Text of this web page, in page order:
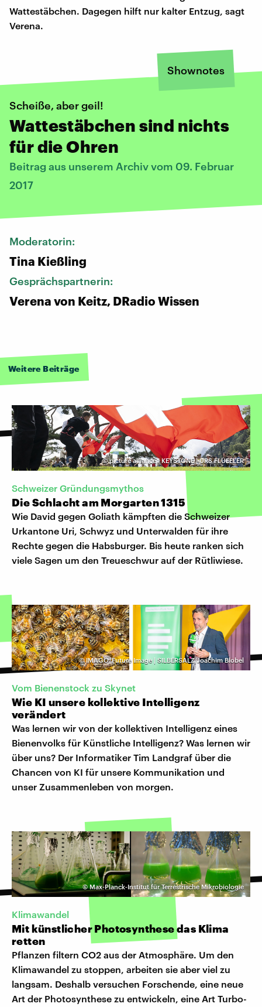
Wattestäbchen. Dagegen hilft nur kalter Entzug, sagt
Verena.
Shownotes
Scheiße, aber geil!
Wattestäbchen sind nichts
für die Ohren
Beitrag aus unserem Archiv vom 09. Februar
2017
Moderatorin:
Tina Kießling
Gesprächspartnerin:
Verena von Keitz, DRadio Wissen
Weitere Beiträge
©picture alliance I KEYSTONE | URS FLUEELER
Schweizer Gründungsmythos
Die Schlacht am Morgarten 1315
Wie David gegen Goliath kämpften die Schweizer
Urkantone Uri, Schwyz und Unterwalden für ihre
Rechte gegen die Habsburger. Bis heute ranken sich
viele Sagen um den Treueschwur auf der Rütliwiese.
©IMAGO/Future Image | SILBERSALZ/Joachim Blobel
Vom Bienenstock zu Skynet
Wie KI unsere kollektive Intelligenz
verändert
Was lernen wir von der kollektiven Intelligenz eines
Bienenvolks für Künstliche Intelligenz? Was lernen wir
über uns? Der Informatiker Tim Landgraf über die
Chancen von KI für unsere Kommunikation und
unser Zusammenleben von morgen.
©Max-Planck-Institut für Terrestrische Mikrobiologie
Klimawandel
Mit künstlicher Photosynthese das Klima
retten
Pflanzen filtern CO2 aus der Atmosphäre. Um den
Klimawandel zu stoppen, arbeiten sie aber viel zu
langsam. Deshalb versuchen Forschende, eine neue
Art der Photosynthese zu entwickeln, eine Art Turbo-